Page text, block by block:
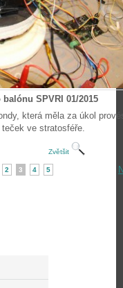
SPVRI 01/2015
která měla za úkol
ve stratosféře.
Zvětšit
2 3 4 5